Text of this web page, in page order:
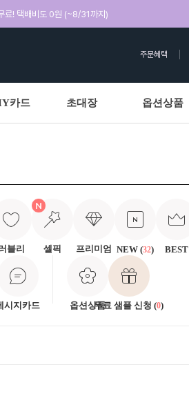
료! 택배비도 0원 (~8/31까지)
주문혜택
카드 초대장 옵션상품
블리 셀픽 프리미엄 NEW (32) BEST
시지카드 옵션상품무료 샘플 신청 (0)